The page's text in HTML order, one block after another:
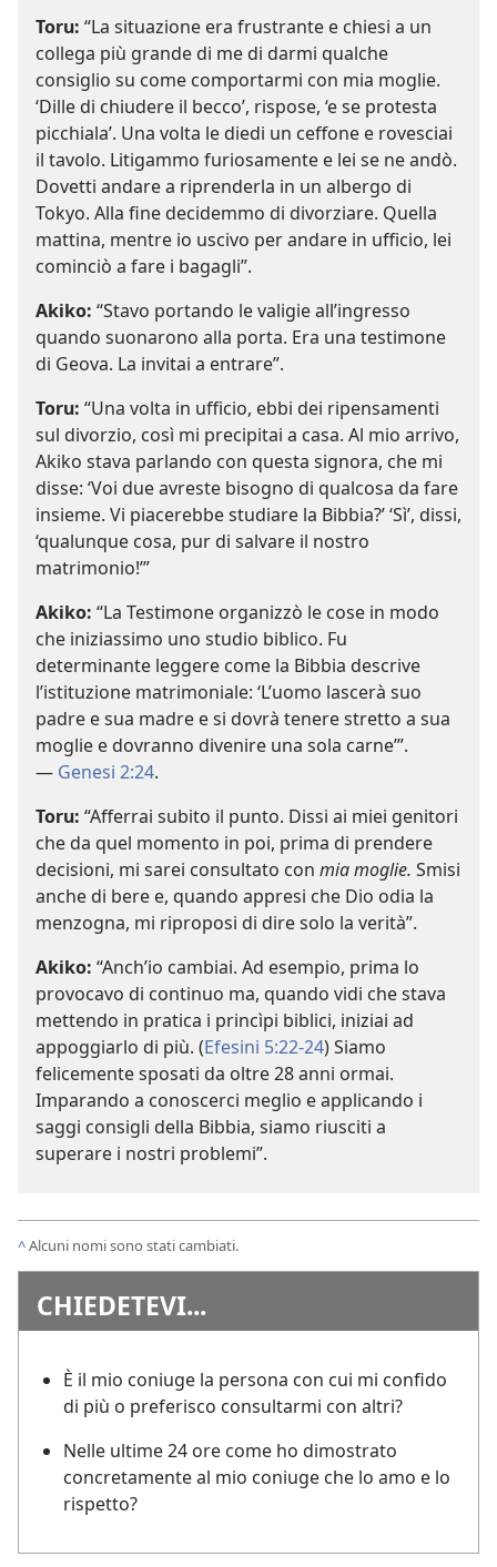
Toru: “La situazione era frustrante e chiesi a un
collega più grande di me di darmi qualche
consiglio su come comportarmi con mia moglie.
‘Dille di chiudere il becco’, rispose, ‘e se protesta
picchiala’. Una volta le diedi un ceffone e rovesciai
il tavolo. Litigammo furiosamente e lei se ne andò.
Dovetti andare a riprenderla in un albergo di
Tokyo. Alla fine decidemmo di divorziare. Quella
mattina, mentre io uscivo per andare in ufficio, lei
cominciò a fare i bagagli”.
Akiko: “Stavo portando le valigie all’ingresso
quando suonarono alla porta. Era una testimone
di Geova. La invitai a entrare”.
Toru: “Una volta in ufficio, ebbi dei ripensamenti
sul divorzio, così mi precipitai a casa. Al mio arrivo,
Akiko stava parlando con questa signora, che mi
disse: ‘Voi due avreste bisogno di qualcosa da fare
insieme. Vi piacerebbe studiare la Bibbia?’ ‘Sì’, dissi,
‘qualunque cosa, pur di salvare il nostro
matrimonio!’”
Akiko: “La Testimone organizzò le cose in modo
che iniziassimo uno studio biblico. Fu
determinante leggere come la Bibbia descrive
l’istituzione matrimoniale: ‘L’uomo lascerà suo
padre e sua madre e si dovrà tenere stretto a sua
moglie e dovranno divenire una sola carne’”.
— Genesi 2:24.
Toru: “Afferrai subito il punto. Dissi ai miei genitori
che da quel momento in poi, prima di prendere
decisioni, mi sarei consultato con mia moglie. Smisi
anche di bere e, quando appresi che Dio odia la
menzogna, mi riproposi di dire solo la verità”.
Akiko: “Anch’io cambiai. Ad esempio, prima lo
provocavo di continuo ma, quando vidi che stava
mettendo in pratica i princìpi biblici, iniziai ad
appoggiarlo di più. (Efesini 5:22-24) Siamo
felicemente sposati da oltre 28 anni ormai.
Imparando a conoscerci meglio e applicando i
saggi consigli della Bibbia, siamo riusciti a
superare i nostri problemi”.
^Alcuni nomi sono stati cambiati.
CHIEDETEVI...
È il mio coniuge la persona con cui mi confido
di più o preferisco consultarmi con altri?
Nelle ultime 24 ore come ho dimostrato
concretamente al mio coniuge che lo amo e lo
rispetto?